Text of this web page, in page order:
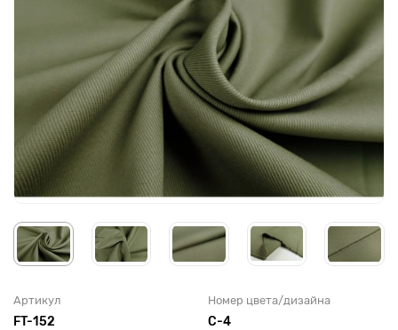
Артикул
FT-152
Номер цвета/дизайна
С-4